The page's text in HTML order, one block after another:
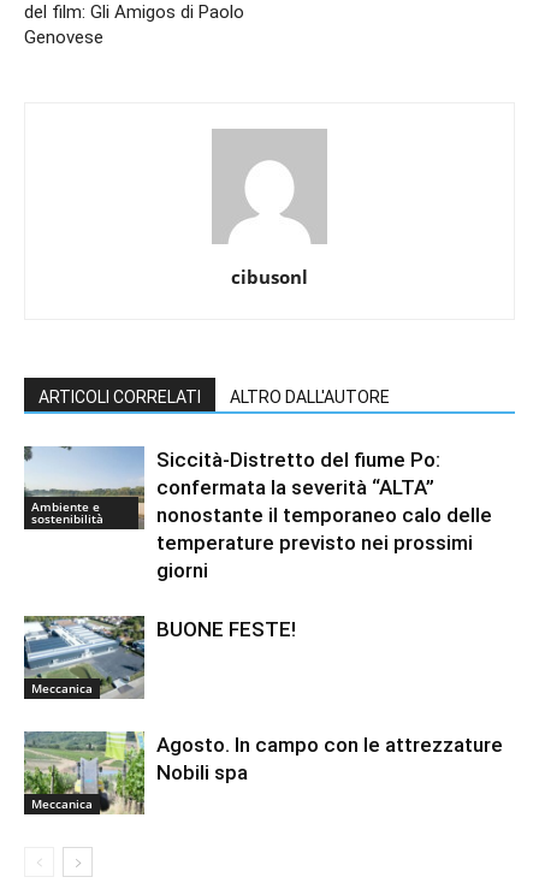
del film: Gli Amigos di Paolo
Genovese
cibusonl
ARTICOLI CORRELATI ALTRO DALL'AUTORE
Ambiente e
sostenibilità
Siccità-Distretto del fiume Po:
confermata la severità “ALTA”
nonostante il temporaneo calo delle
temperature previsto nei prossimi
giorni
Meccanica
BUONE FESTE!
Meccanica
Agosto. In campo con le attrezzature
Nobili spa